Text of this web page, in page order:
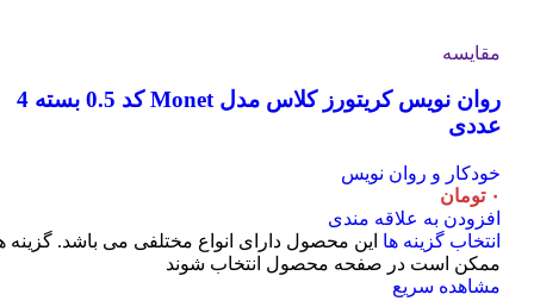
مقایسه
روان نویس کریتورز کلاس مدل Monet کد 0.5 بسته 4
عددی
خودکار و روان نویس
۰ تومان
افزودن به علاقه مندی
انتخاب گزینه ها این محصول دارای انواع مختلفی می باشد. گزینه
ممکن است در صفحه محصول انتخاب شوند
مشاهده سریع